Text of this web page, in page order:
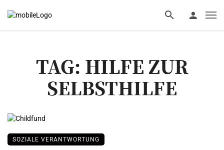
TAG: HILFE ZUR
SELBSTHILFE
SOZIALE VERANTWORTUNG